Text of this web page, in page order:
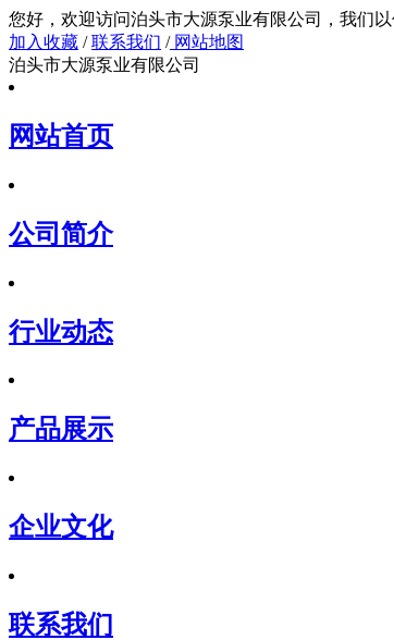
您好，欢迎访问泊头市大源泵业有限公司
加入收藏 /联系我们 /网站地图
泊头市大源泵业有限公司
网站首页
公司简介
行业动态
产品展示
企业文化
联系我们